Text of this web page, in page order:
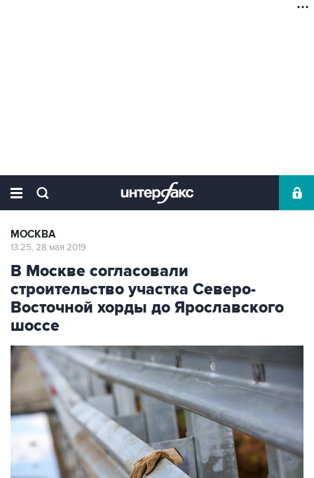
МОСКВА
13:25, 28 мая 2019
В Москве согласовали
строительство участка Северо-
Восточной хорды до Ярославского
шоссе